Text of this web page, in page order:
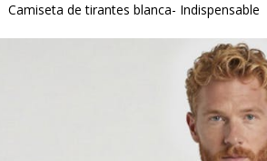
Camiseta de tirantes blanca- Indispensable